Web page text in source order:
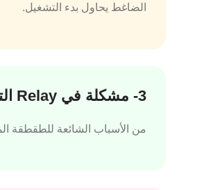
الضاغط يحاول بدء التشغيل.
3- مشكلة في Relay التشغيل
من الأسباب الشائعة للطقطقة